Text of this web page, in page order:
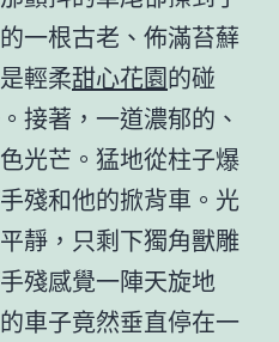
一根古老、佈滿苔蘚
輕柔甜心花園的碰
接著，一道濃郁的、
光芒。猛地從柱子爆
殘和他的掀背車。光
靜，只剩下獨角獸雕
殘感覺一陣天旋地
車子竟然垂直停在一